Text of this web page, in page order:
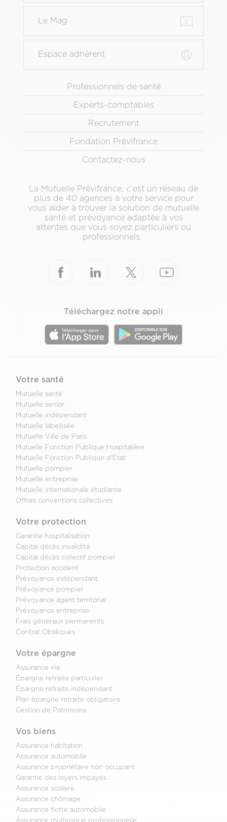
Le Mag
Espace adhérent
Professionnels de santé
Experts-comptables
Recrutement
Fondation Prévifrance
Contactez-nous
La Mutuelle Prévifrance, c’est un réseau de
plus de 40 agences à votre service pour
vous aider à trouver la solution de mutuelle
santé et prévoyance adaptée à vos
attentes que vous soyez particuliers ou
professionnels.
Téléchargez notre appli
Votre santé
Mutuelle santé
Mutuelle senior
Mutuelle indépendant
Mutuelle labellisée
Mutuelle Ville de Paris
Mutuelle Fonction Publique Hospitalière
Mutuelle Fonction Publique d'État
Mutuelle pompier
Mutuelle entreprise
Mutuelle internationale étudiante
Offres conventions collectives
Votre protection
Garantie hospitalisation
Capital décès invalidité
Capital décès collectif pompier
Protection accident
Prévoyance indépendant
Prévoyance pompier
Prévoyance agent territorial
Prévoyance entreprise
Frais généraux permanents
Contrat Obsèques
Votre épargne
Assurance vie
Épargne retraite particulier
Épargne retraite indépendant
Plan épargne retraite obligatoire
Gestion de Patrimoine
Vos biens
Assurance habitation
Assurance automobile
Assurance propriétaire non occupant
Garantie des loyers impayés
Assurance scolaire
Assurance chômage
Assurance flotte automobile
Assurance multirisque professionnelle